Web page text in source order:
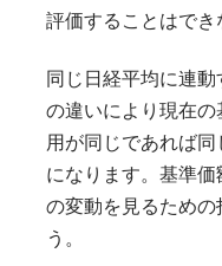
評価することはでき
同じ日経平均に連
の違いにより現在
用が同じであれば
になります。基準
の変動を見るための
う。